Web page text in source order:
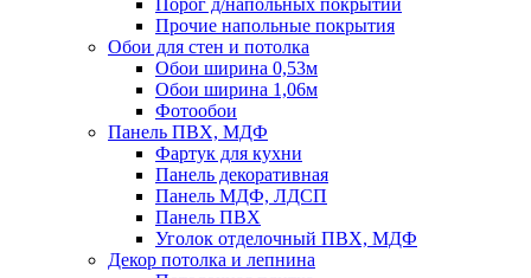
Порог д/напольных покрытий
Прочие напольные покрытия
Обои для стен и потолка
Обои ширина 0,53м
Обои ширина 1,06м
Фотообои
Панель ПВХ, МДФ
Фартук для кухни
Панель декоративная
Панель МДФ, ЛДСП
Панель ПВХ
Уголок отделочный ПВХ, МДФ
Декор потолка и лепнина